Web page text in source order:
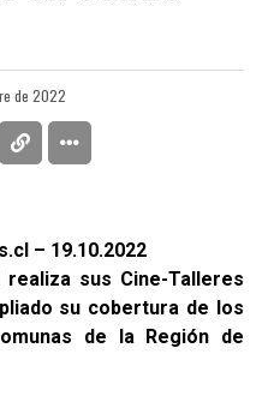
de 2022
– 19.10.2022
realiza sus Cine-Talleres
su cobertura de los
de la Región de